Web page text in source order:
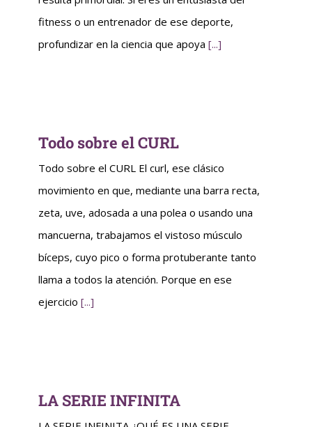
fitness o un entrenador de ese deporte,
profundizar en la ciencia que apoya [...]
Todo sobre el CURL
Todo sobre el CURL El curl, ese clásico
movimiento en que, mediante una barra recta,
zeta, uve, adosada a una polea o usando una
mancuerna, trabajamos el vistoso músculo
bíceps, cuyo pico o forma protuberante tanto
llama a todos la atención. Porque en ese
ejercicio [...]
LA SERIE INFINITA